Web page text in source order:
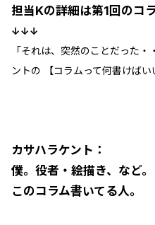
担当Kの詳細は第1回のコ
↓↓↓
「それは、突然のことだった
ントの 【コラムって何書けばい
カサハラケント：
僕。役者・絵描き、など。
このコラム書いてる人。